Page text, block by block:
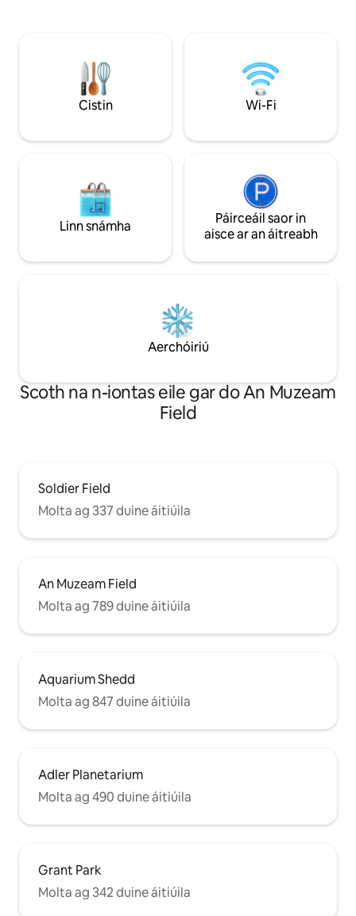
Tairgeann ár n - árasáin atá cumasaithe
do theicneolaíocht féinseiceáil isteach
ag 4pm, tacaíocht 24/7 d'aíonna trí
théacs nó ar an bhfón, agus Deasc
ghléas móibíleach.
isteach i do leaba
haghaidh oíche
Soláthraíonn
lasmuigh den
Cistin Wi-Fi
Linn snámha
Páirceáil saor in
aisce ar an áitreabh
Aerchóiriú
Scoth na n-iontas eile gar do An Muzeam
Field
Soldier Field
Molta ag 337 duine áitiúila
An Muzeam Field
Molta ag 789 duine áitiúila
Aquarium Shedd
Molta ag 847 duine áitiúila
Adler Planetarium
Molta ag 490 duine áitiúila
Grant Park
Molta ag 342 duine áitiúila